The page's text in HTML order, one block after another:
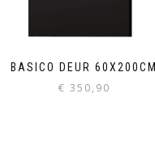
BASICO DEUR 60X200CM
€ 350,90